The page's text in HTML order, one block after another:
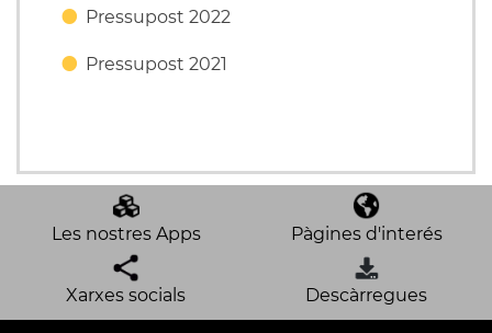
Pressupost 2022
Pressupost 2021
Les nostres Apps Pàgines d'interés
Xarxes socials Descàrregues